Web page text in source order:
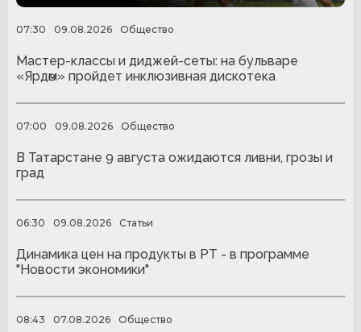
07:30 09.08.2026 Общество
Мастер-классы и диджей-сеты: на бульваре
«Ярдәм» пройдет инклюзивная дискотека
07:00 09.08.2026 Общество
В Татарстане 9 августа ожидаются ливни, грозы и
град
06:30 09.08.2026 Статьи
Динамика цен на продукты в РТ - в программе
"Новости экономики"
08:43 07.08.2026 Общество